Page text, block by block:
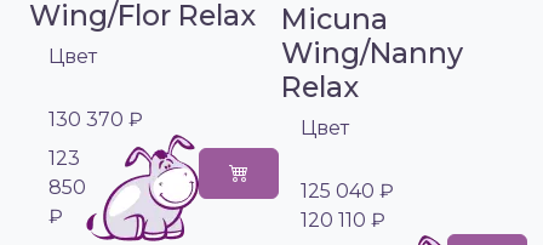
Wing/Flor Relax
Цвет
130 370 ₽
123
850
₽
Micuna
Wing/Nanny
Relax
Цвет
125 040 ₽
120 110 ₽